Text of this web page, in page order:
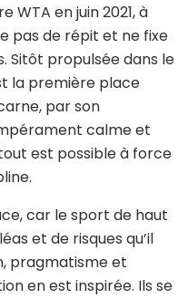
en juin 2021, à
pas de répit et ne fixe
Sitôt propulsée dans le
la première place
par son
calme et
est possible à force
car le sport de haut
et de risques qu’il
pragmatisme et
en est inspirée. Ils se